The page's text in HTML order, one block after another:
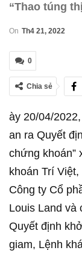
“Thao túng
On Th4 21, 2022
0
Chia sẻ
ày 20/04/
an ra Quyết
chứng khoán”
khoán Trí
Công ty Cổ
Louis Land và
Quyết định
giam, Lệnh